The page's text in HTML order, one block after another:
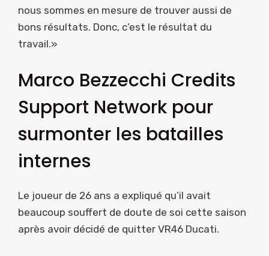
nous sommes en mesure de trouver aussi de
bons résultats. Donc, c’est le résultat du
travail.»
Marco Bezzecchi Credits
Support Network pour
surmonter les batailles
internes
Le joueur de 26 ans a expliqué qu’il avait
beaucoup souffert de doute de soi cette saison
après avoir décidé de quitter VR46 Ducati.